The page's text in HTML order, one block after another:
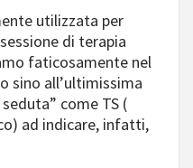
utilizzata per
di terapia
faticosamente nel
sino all’ultimissima
come TS (
ad indicare, infatti,